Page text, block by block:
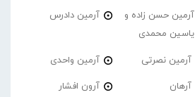
آرمین حسن زاده و
یاسین محمدی
آرمین دادرس
آرمین نصرتی آرمین واحدی
آرهان آرون افشار